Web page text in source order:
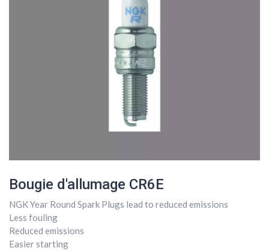
Bougie d'allumage CR6E
NGK Year Round Spark Plugs lead to reduced emissions
Less fouling
Reduced emissions
Easier starting